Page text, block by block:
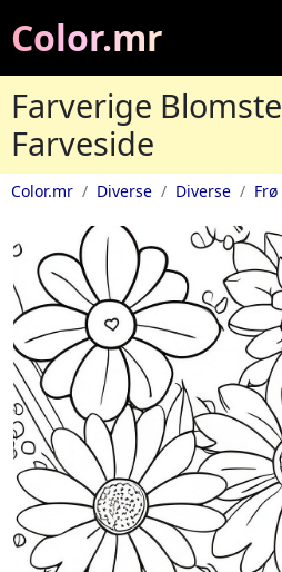
Color.mr
Farverige
Farveside
Color.mr Diverse Diverse Frø